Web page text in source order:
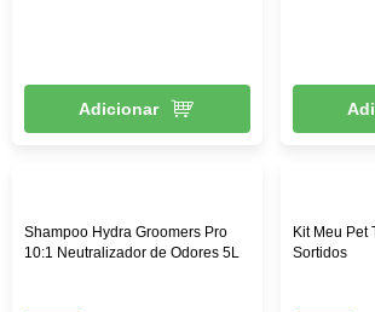
Adicionar
Shampoo Hydra Groomers Pro
10:1 Neutralizador de Odores 5L
Kit Meu Pet
Sortidos